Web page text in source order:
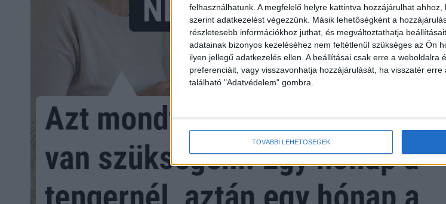
felhasználhatunk. A megfelelő helyre kattintva hozzájárulhat
szerint adatkezelést végezzünk. Másik lehetőségként a
részletesebb információkhoz juthat, és megváltoztathatja beállításait.
adatainak bizonyos kezeléséhez nem feltétlenül szükséges az Ön
ilyen jellegű adatkezelés ellen. A beállításai csak erre a weboldalra
preferenciáit, vagy visszavonhatja hozzájárulását, ha visszatér
található "Adatvédelem" gombra.
TOVÁBBI LEHETŐSÉGEK